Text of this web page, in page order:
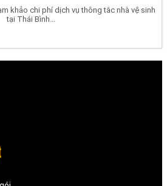
khảo chi phí dịch vụ thông tắc nhà vệ sinh
tại Thái Bình...